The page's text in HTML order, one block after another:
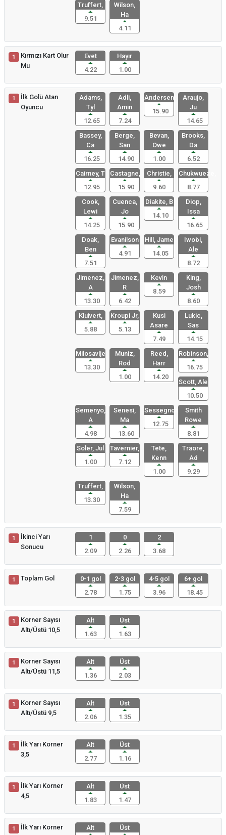
Truffert,
9.51
Wilson,
Ha
4.11
1
Kırmızı Kart Olur
Mu
Evet
4.22
Hayır
1.00
1
İlk Golü Atan
Oyuncu
Adams,
Tyl
12.65
Adli,
Amin
7.24
Andersen,
15.90
Araujo,
Ju
14.65
Bassey,
Ca
16.25
Berge,
San
14.90
Bevan,
Owe
1.00
Brooks,
Da
6.52
Cairney, T
12.95
Castagne,
15.90
Christie,
9.60
Chukwueze,
8.77
Cook,
Lewi
14.25
Cuenca,
Jo
15.90
Diakite, B
14.10
Diop,
Issa
16.65
Doak,
Ben
7.51
Evanilson
4.91
Hill, Jame
14.05
Iwobi,
Ale
8.72
Jimenez,
A
13.30
Jimenez,
R
6.42
Kevin
8.59
King,
Josh
8.60
Kluivert,
5.88
Kroupi Jr,
5.13
Kusi
Asare
7.49
Lukic,
Sas
14.15
Milosavlje
13.30
Muniz,
Rod
1.00
Reed,
Harr
14.20
Robinson,
16.75
Scott, Ale
10.50
Semenyo,
A
4.98
Senesi,
Ma
13.60
Sessegnon,
12.75
Smith
Rowe
8.81
Soler, Jul
1.00
Tavernier,
7.12
Tete,
Kenn
1.00
Traore,
Ad
9.29
Truffert,
13.30
Wilson,
Ha
7.59
1
İkinci Yarı
Sonucu
1
2.09
0
2.26
2
3.68
1 Toplam Gol
0-1 gol
2.78
2-3 gol
1.75
4-5 gol
3.96
6+ gol
18.45
1
Korner Sayısı
Altı/Üstü 10,5
Alt
1.63
Üst
1.63
1
Korner Sayısı
Altı/Üstü 11,5
Alt
1.36
Üst
2.03
1
Korner Sayısı
Altı/Üstü 9,5
Alt
2.06
Üst
1.35
1
İlk Yarı Korner
3,5
Alt
2.77
Üst
1.16
1
İlk Yarı Korner
4,5
Alt
1.83
Üst
1.47
1
İlk Yarı Korner
Alt Üst